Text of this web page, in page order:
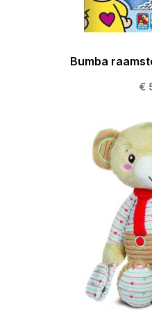
Bumba
€